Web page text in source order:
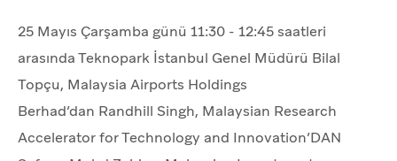
25 Mayıs Çarşamba günü 11:30 - 12:45 saatleri
arasında Teknopark İstanbul Genel Müdürü Bilal
Topçu, Malaysia Airports Holdings
Berhad’dan Randhill Singh, Malaysian Research
Accelerator for Technology and Innovation’DAN